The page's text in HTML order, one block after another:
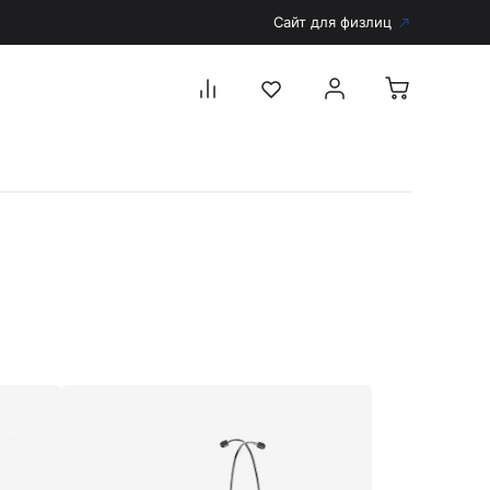
Сайт для физлиц
Аккумуляторы и зарядные устройства
Рукоятки для диагностических приборов